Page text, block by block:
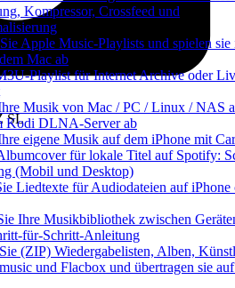
Kompressor, Crossfeed und
Apple Music-Playlists und spielen sie
Mac ab
Playlist für Internet Archive oder
Musik von Mac / PC / Linux / NAS
Kodi DLNA-Server ab
eigene Musik auf dem iPhone mit
für lokale Titel auf Spotify:
(Mobil und Desktop)
Liedtexte für Audiodateien auf iPhone
Ihre Musikbibliothek zwischen
für-Schritt-Anleitung
(ZIP) Wiedergabelisten, Alben,
und Flacbox und übertragen sie
SL